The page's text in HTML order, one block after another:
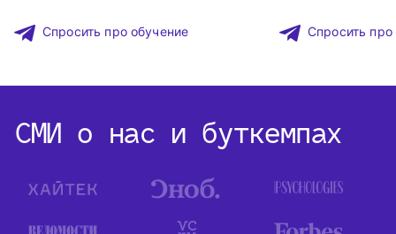
Спросить про обучение Спросить про
СМИ о нас и буткемпах